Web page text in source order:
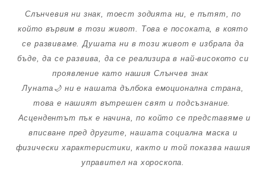
Слънчевия ни знак, тоест зодията ни, е пътят, по
който вървим в този живот. Това е посоката, в която
се развиваме. Душата ни в този живот е избрала да
бъде, да се развива, да се реализира в най-високото си
проявление като нашия Слънчев знак
Луната🌙 ни е нашата дълбока емоционална страна,
това е нашият вътрешен свят и подсъзнание.
Асцендентът пък е начина, по който се представяме и
вписване пред другите, нашата социална маска и
физически характеристики, както и той показва нашия
управител на хороскопа.